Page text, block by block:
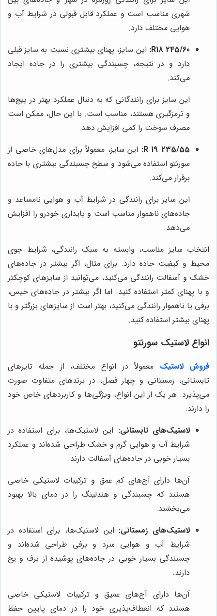
شهری مناسب است و عملکرد قابل قبولی در شرایط آب و
هوایی مختلف دارد.
245/60 R18:
این سایز، پهنای بیشتری نسبت به سایز قبلی
دارد و در نتیجه، چسبندگی بیشتری را در جاده ایجاد
می‌کند.
این سایز برای رانندگانی که به دنبال عملکرد بهتر در پیچ‌ها
و ترمزگیری هستند، مناسب است. با این حال، ممکن است
مصرف سوخت را کمی افزایش دهد.
235/55 R 19:
این سایز، معمولاً برای مدل‌های خاصی از
سورنتو استفاده می‌شود و سطح چسبندگی بیشتری با جاده
برقرار می‌کند.
این سایز برای رانندگی در شرایط آب و هوایی نامساعد و
جاده‌های ناهموار مناسب است و پایداری خودرو را افزایش
می‌دهد.
انتخاب سایز مناسب، وابسته به سبک رانندگی، شرایط جوی
محیط و کیفیت جاده دارد. برای مثال، اگر بیشتر در جاده‌های
خشک و آسفالت رانندگی می‌کنید، می‌توانید از سایزهای کوچکتر
و با پهنای کمتر استفاده کنید. اما اگر بیشتر در جاده‌های خیس،
برفی یا ناهموار رانندگی می‌کنید، بهتر است از سایزهای بزرگتر و با
پهنای بیشتر استفاده کنید.
انواع لاستیک سورنتو
فروش لاستیک معمولاً در انواع مختلف، از جمله تایرهای
تابستانی، زمستانی و چهار فصل، در برندهای متفاوت صورت
می‌پذیرد. هر یک از این انواع، ویژگی‌ها و کاربردهای خاص خود
را دارند:
لاستیک‌های تابستانی: این لاستیک‌ها، برای استفاده در
شرایط آب و هوایی گرم و خشک طراحی شده‌اند و عملکرد
بسیار خوبی در جاده‌های آسفالت دارند.
آن‌ها دارای آج‌های کم عمق و ترکیبات لاستیکی خاصی
هستند که چسبندگی و هندلینگ را در دمای بالا بهبود
می‌بخشند.
لاستیک‌های زمستانی: این لاستیک‌ها، برای استفاده در
شرایط آب و هوایی سرد و برفی طراحی شده‌اند و
چسبندگی بسیار خوبی در جاده‌های پوشیده از برف و یخ
دارند.
آن‌ها دارای آج‌های عمیق و ترکیبات لاستیکی خاصی
هستند که انعطاف‌پذیری خود را در دمای پایین حفظ